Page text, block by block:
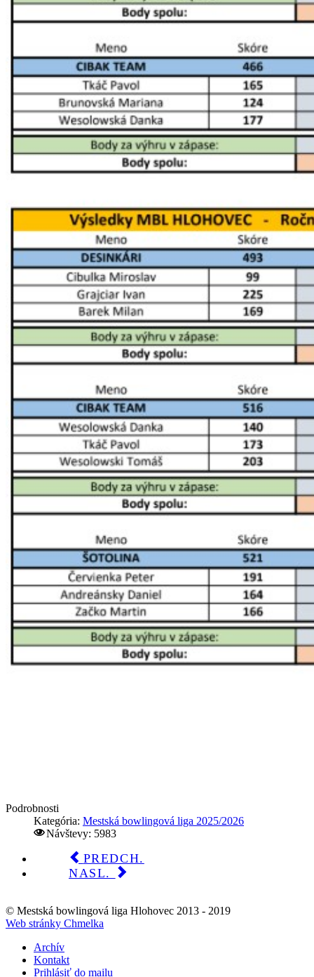
Podrobnosti
Kategória: Mestská bowlingová liga 2025/2026
Návštevy: 5983
PREDCH.
NASL.
© Mestská bowlingová liga Hlohovec 2013 - 2019
Web stránky Chmelka
Archív
Kontakt
Prihlásiť do mailu